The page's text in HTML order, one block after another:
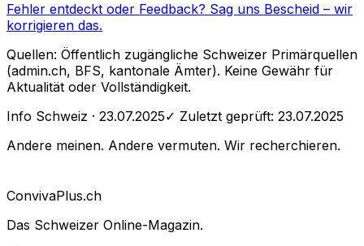
Fehler entdeckt oder Feedback? Sag uns Bescheid – wir
korrigieren das.
Quellen: Öffentlich zugängliche Schweizer Primärquellen
(admin.ch, BFS, kantonale Ämter). Keine Gewähr für
Aktualität oder Vollständigkeit.
Info Schweiz · 23.07.2025✓ Zuletzt geprüft: 23.07.2025
Andere meinen. Andere vermuten. Wir recherchieren.
ConvivaPlus.ch
Das Schweizer Online-Magazin.